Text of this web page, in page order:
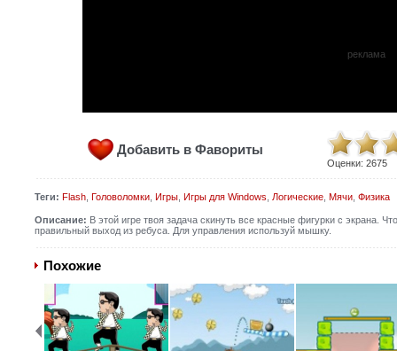
реклама
Добавить в Фавориты
Оценки: 2675
Теги: Flash, Головоломки, Игры, Игры для Windows Логические, Мячи, Физика
Описание: В этой игре твоя задача скинуть все красные фигурки с экрана.
правильный выход из ребуса. Для управления используй мышку.
Похожие